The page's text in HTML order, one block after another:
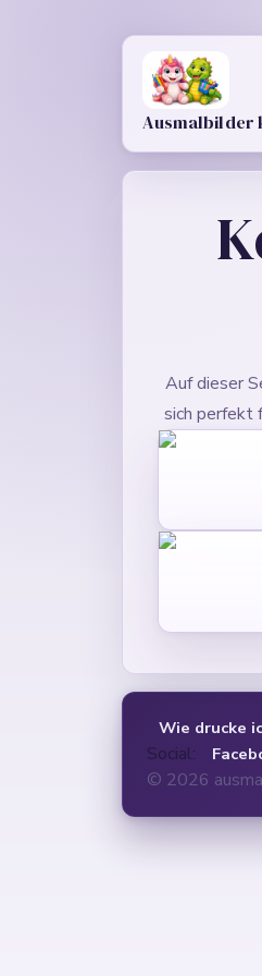
Ausmalbilder
Auf dieser
sich perfekt
Wie drucke
Social:
© 2026